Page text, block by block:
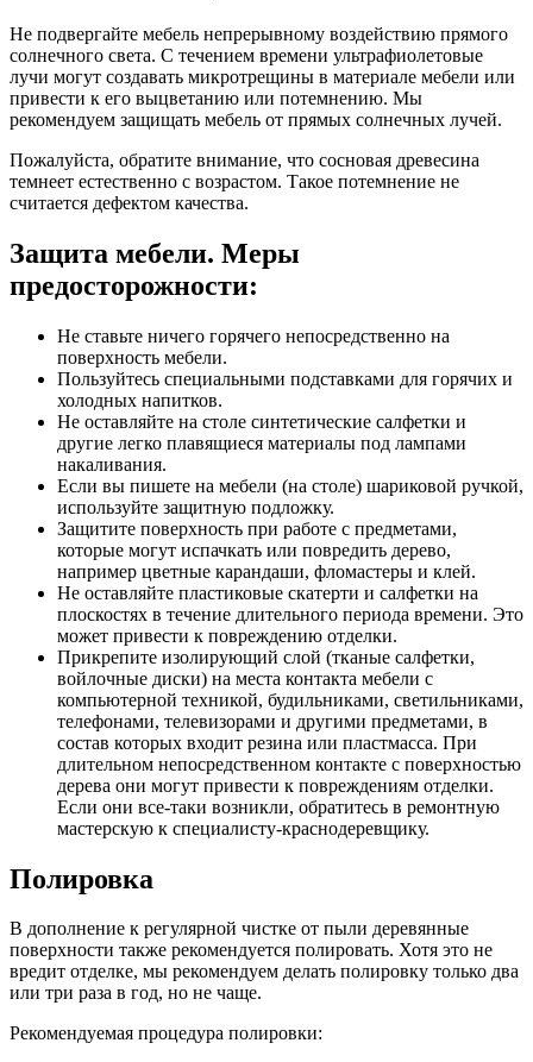
Не подвергайте мебель непрерывному воздействию прямого
солнечного света. С течением времени ультрафиолетовые
лучи могут создавать микротрещины в материале мебели или
привести к его выцветанию или потемнению. Мы
рекомендуем защищать мебель от прямых солнечных лучей.
Пожалуйста, обратите внимание, что сосновая древесина
темнеет естественно с возрастом. Такое потемнение не
считается дефектом качества.
Защита мебели. Меры
предосторожности:
Не ставьте ничего горячего непосредственно на
поверхность мебели.
Пользуйтесь специальными подставками для горячих и
холодных напитков.
Не оставляйте на столе синтетические салфетки и
другие легко плавящиеся материалы под лампами
накаливания.
Если вы пишете на мебели (на столе) шариковой ручкой,
используйте защитную подложку.
Защитите поверхность при работе с предметами,
которые могут испачкать или повредить дерево,
например цветные карандаши, фломастеры и клей.
Не оставляйте пластиковые скатерти и салфетки на
плоскостях в течение длительного периода времени. Это
может привести к повреждению отделки.
Прикрепите изолирующий слой (тканые салфетки,
войлочные диски) на места контакта мебели с
компьютерной техникой, будильниками, светильниками,
телефонами, телевизорами и другими предметами, в
состав которых входит резина или пластмасса. При
длительном непосредственном контакте с поверхностью
дерева они могут привести к повреждениям отделки.
Если они все-таки возникли, обратитесь в ремонтную
мастерскую к специалисту-краснодеревщику.
Полировка
В дополнение к регулярной чистке от пыли деревянные
поверхности также рекомендуется полировать. Хотя это не
вредит отделке, мы рекомендуем делать полировку только два
или три раза в год, но не чаще.
Рекомендуемая процедура полировки: